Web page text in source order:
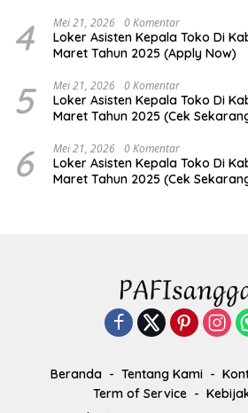
4 Mei 21, 2026 0 Komentar
Loker Asisten Kepala Toko Di
Maret Tahun 2025 (Apply Now)
5 Mei 21, 2026 0 Komentar
Loker Asisten Kepala Toko Di
Maret Tahun 2025 (Cek
6 Mei 21, 2026 0 Komentar
Loker Asisten Kepala Toko Di
Maret Tahun 2025 (Cek
Beranda Tentang Kami
Term of Service